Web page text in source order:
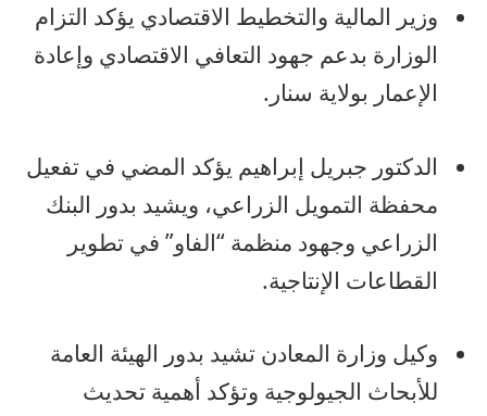
وزير المالية والتخطيط الاقتصادي يؤكد التزام
الوزارة بدعم جهود التعافي الاقتصادي وإعادة
الإعمار بولاية سنار.
الدكتور جبريل إبراهيم يؤكد المضي في تفعيل
محفظة التمويل الزراعي، ويشيد بدور البنك
الزراعي وجهود منظمة “الفاو” في تطوير
القطاعات الإنتاجية.
وكيل وزارة المعادن تشيد بدور الهيئة العامة
للأبحاث الجيولوجية وتؤكد أهمية تحديث